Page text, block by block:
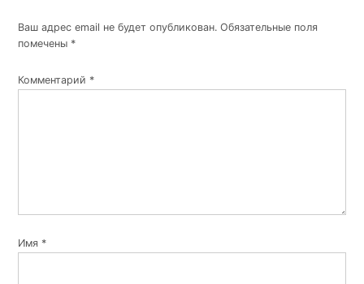
Ваш адрес email не будет опубликован. Обязательные поля
помечены *
Комментарий *
Имя *